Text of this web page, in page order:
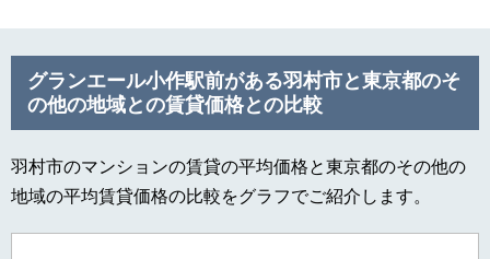
グランエール小作駅前がある羽村市と東京都のそ
の他の地域との賃貸価格との比較
羽村市のマンションの賃貸の平均価格と東京都のその他の
地域の平均賃貸価格の比較をグラフでご紹介します。